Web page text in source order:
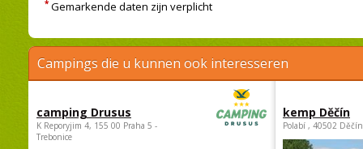
* Gemarkende daten zijn verplicht
Campings die u kunnen ook interesseren
camping Drusus
K Reporyjim 4, 155 00 Praha 5 -
Trebonice
kemp Děčín
Polabí , 40502 Děčín